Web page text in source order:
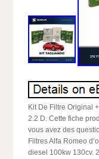
Kit De Filtre Original
2.2 D. Cette fiche
vous avez des
Filtres Alfa Romeo
diesel 100kw 130cv.